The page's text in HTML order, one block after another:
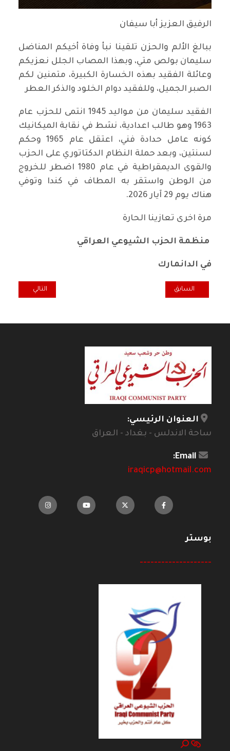
الرفيق العزيز أبا سيفان
ببالغ الألم والحزن تلقينا نبأ وفاة أخيكم المناضل
سليمان بولص متي، وبهذا المصاب الجلل نعزيكم
وعائلة الفقيد بهذه الخسارة الكبيرة، متمنين لكم
الصبر الجميل، وللفقيد دوام الخلود والذكر العطر
الفقيد سليمان من مواليد 1945 انتمى للحزب عام
1963 وهو طالب اعدادية، نشط في نقابة الميكانيك
كونه عامل حدادة فني، اعتقل عام 1965 وحكم
لسنتين، وبعد حملة النظام الدكتاتوري على الحزب
والقوى الديمقراطية في عام 1980 اضطر للخروج
من الوطن واستقر به المطاف في كندا وتوفي
هناك يوم 29 آيار 2026.
مرة اخرى تعازينا الحارة
منظمة الحزب الشيوعي العراقي
في الدانمارك
المقال السابق: تعازي ومواساة الرفيق رائد فهمي للرفيق فهمي الكتوت
السابق المقال التالي:
التالي
العنوان الرئيسي:
ساحة الاندلس - بغداد - العراق
Email:
iraqicp@hotmail.com
بوستر
--------------------